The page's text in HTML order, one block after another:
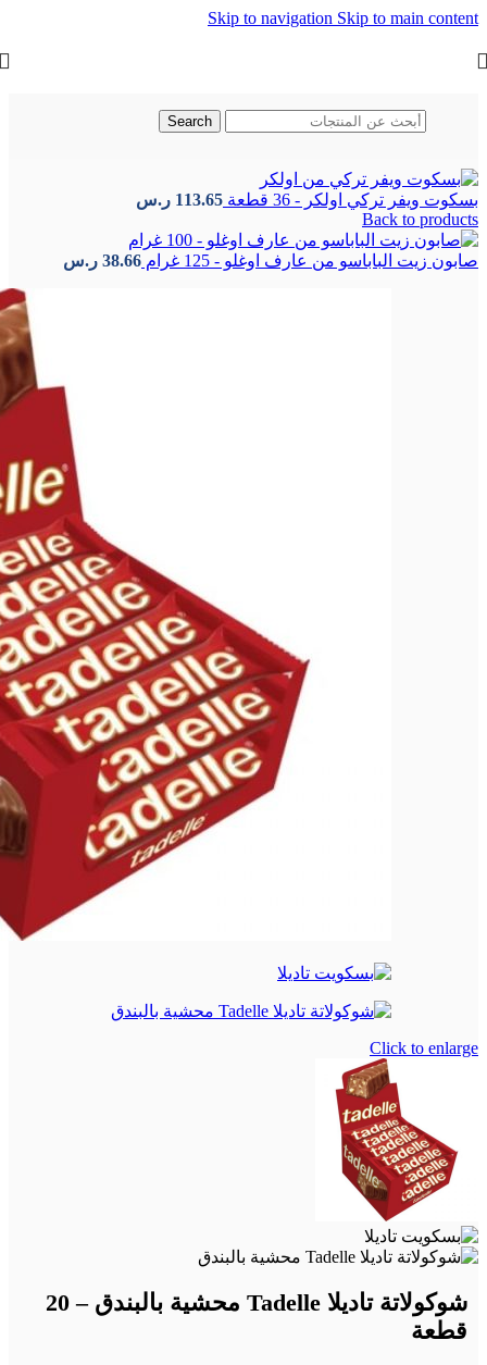
Skip to navigation Skip to main content
Search
بسكوت ويفر تركي اولكر - 36 قطعة 113.65 ر.س
Back to products
صابون زيت الباباسو من عارف اوغلو - 125 غرام 38.66 ر.س
Click to enlarge
شوكولاتة تاديلا Tadelle محشية بالبندق – 20
قطعة